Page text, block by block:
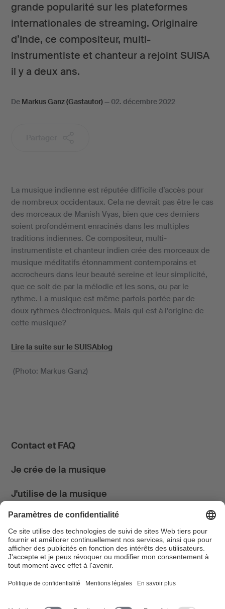
grande popularité sur les plateformes
internationales de streaming. Originaire
d’Inde, ce compositeur, multi-
instrumentiste et chanteur a rejoint SUISA
il y a deux ans.
De Markus Ganz (Gastautor)— 02. décembre 2022
La musique indienne est réputée difficile d’accès pour
de nombreux occidentaux. Cela ne devrait pas être le cas
des morceaux de Manish Vyas, bien que ces derniers
soient profondément enracinés dans les multiples
traditions indiennes. Ce compositeur, multi-
instrumentiste et chanteur indien crée des morceaux de
musique méditatifs étonnamment contemporains et
accrocheurs dans leur beauté sereine et leur simplicité,
que ce soit de par la mélodie et les sons, ou par le
rythme. La musique est même parfois portée par de
doux rythmes électroniques. Mais qui est à l’origine de
cette musique?
Lire la suite sur le SUISAblog
(Photo: Markus Ganz)
Contact et FAQ
Je crée de la musique
J'utilise de la musique
News & Agenda
FONDATION SUISA ↗